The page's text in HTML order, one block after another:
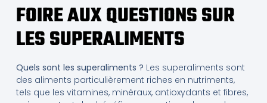
FOIRE AUX QUESTIONS SUR
LES SUPERALIMENTS
Quels sont les superaliments ? Les superaliments sont
des aliments particulièrement riches en nutriments,
tels que les vitamines, minéraux, antioxydants et fibres,